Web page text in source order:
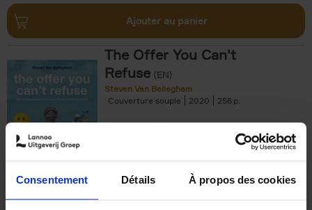
Consentement Détails À propos des cookies
Ajouter au panier
The Offer You Can't
Refuse (EN)
Steven Van Belleghem
Couverture souple
2020 256
€37,50